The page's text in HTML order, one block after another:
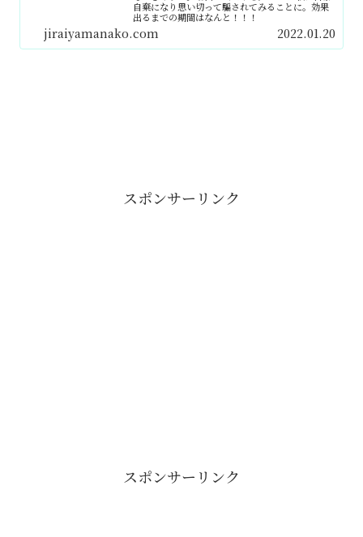
自棄になり思い切って騙されてみることに。効果
出るまでの期間はなんと！！！
jiraiyamanako.com 2022.01.20
スポンサーリンク
スポンサーリンク